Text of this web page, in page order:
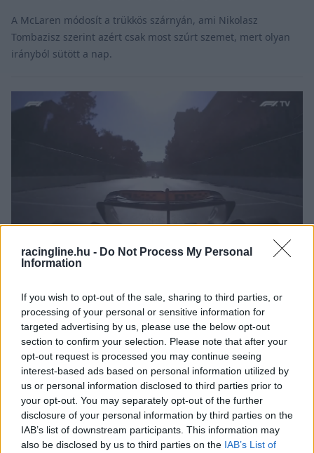
racingline.hu - Do Not Process My Personal
Information
If you wish to opt-out of the sale, sharing to third parties, or
processing of your personal or sensitive information for
targeted advertising by us, please use the below opt-out
section to confirm your selection. Please note that after your
opt-out request is processed you may continue seeing
interest-based ads based on personal information utilized by
us or personal information disclosed to third parties prior to
your opt-out. You may separately opt-out of the further
disclosure of your personal information by third parties on the
IAB’s list of downstream participants. This information may
also be disclosed by us to third parties on the IAB’s List of
A McLaren módosít a trükkös szárnyán, ami Nikolasz
Tombazisz szerint azért csak most szúrt szemet, mert olyan
irányból sütött a nap.
FORMA-1 / 2024. SZEPT. 16.
McLaren trükkös hátsó szárnya
miatt nyert Bakuban? (videó)
Oscar Piastrival nagy csatában győzte le Charles Leclerc-t és
a Ferrarit Bakuban, de most mindenki a McLaren hátsó
szárnyáról beszél.